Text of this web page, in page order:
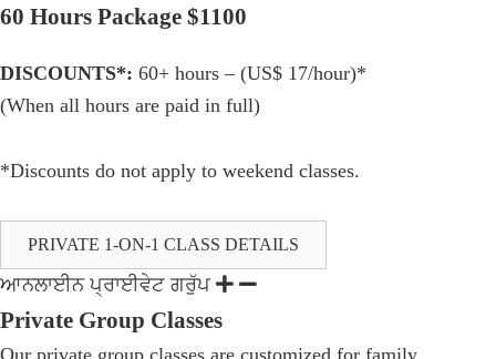
60 Hours Package $1100
DISCOUNTS*: 60+ hours – (US$ 17/hour)*
(When all hours are paid in full)
*Discounts do not apply to weekend classes.
PRIVATE 1-ON-1 CLASS DETAILS
ਆਨਲਾਈਨ ਪ੍ਰਾਈਵੇਟ ਗਰੁੱਪ
Private Group Classes